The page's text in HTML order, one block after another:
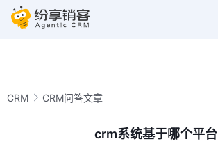
CRM CRM问答文章
crm系统基于哪个平台